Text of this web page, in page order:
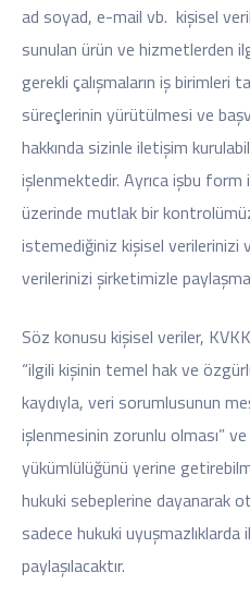
ad soyad, e-mail vb. kişisel
sunulan ürün ve hizmetlerden
gerekli çalışmaların iş birimleri
süreçlerinin yürütülmesi ve
hakkında sizinle iletişim
işlenmektedir. Ayrıca işbu form
üzerinde mutlak bir
istemediğiniz kişisel verilerinizi
verilerinizi şirketimizle
Söz konusu kişisel veriler,
“ilgili kişinin temel hak ve
kaydıyla, veri sorumlusunun
işlenmesinin zorunlu olması”
yükümlülüğünü yerine
hukuki sebeplerine dayanarak
sadece hukuki uyuşmazlıklarda
paylaşılacaktır.